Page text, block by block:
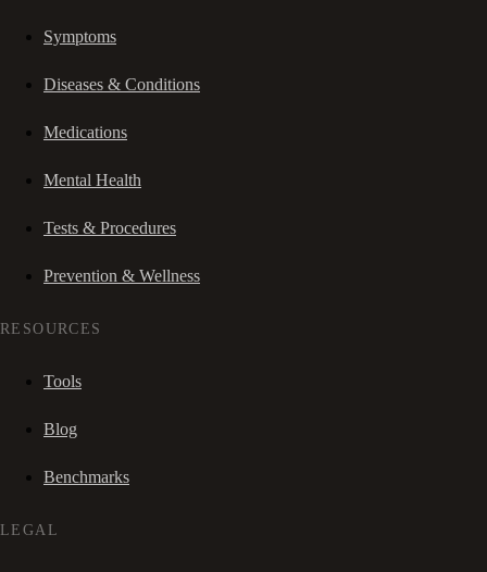
Symptoms
Diseases & Conditions
Medications
Mental Health
Tests & Procedures
Prevention & Wellness
RESOURCES
Tools
Blog
Benchmarks
LEGAL